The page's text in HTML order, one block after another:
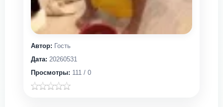
Автор: Гость
Дата: 20260531
Просмотры: 111 / 0